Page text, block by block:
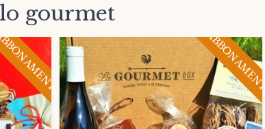
gourmet